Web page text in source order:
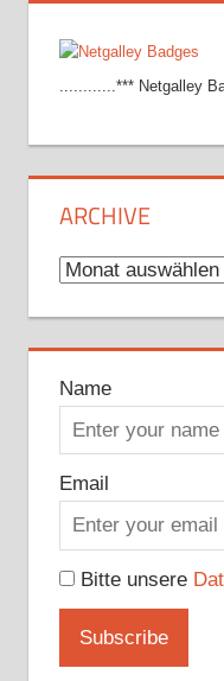
............*** Netgalley
ARCHIVE
Archive
Name
Email
Bitte unsere